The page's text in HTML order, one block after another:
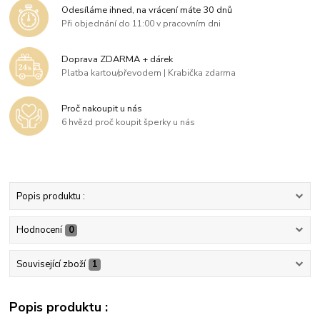
Odesíláme ihned, na vrácení máte 30 dnů
Při objednání do 11:00 v pracovním dni
Doprava ZDARMA + dárek
Platba kartou/převodem | Krabička zdarma
Proč nakoupit u nás
6 hvězd proč koupit šperky u nás
Popis produktu :
Hodnocení 0
Související zboží 1
Popis produktu :